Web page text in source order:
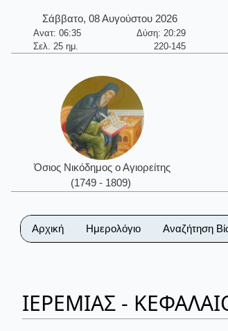
Σάββατο, 08 Αυγούστου 2026
Ανατ: 06:35
Δύση: 20:29
Σελ. 25 ημ.
220-145
Όσιος Νικόδημος ο Αγιορείτης
(1749 - 1809)
Αρχική Ημερολόγιο Αναζήτηση
ΙΕΡΕΜΙΑΣ -